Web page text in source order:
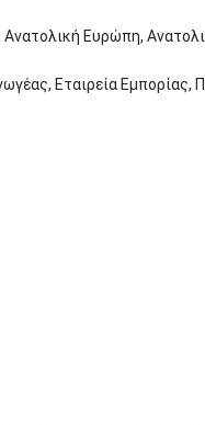
Ευρώπη,
Εταιρεία Εμπορίας,